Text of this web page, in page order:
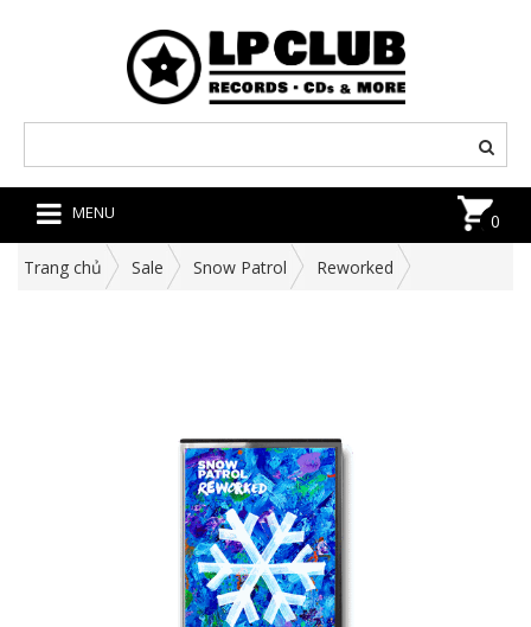
MENU 0
Trang chủ Sale Snow Patrol Reworked